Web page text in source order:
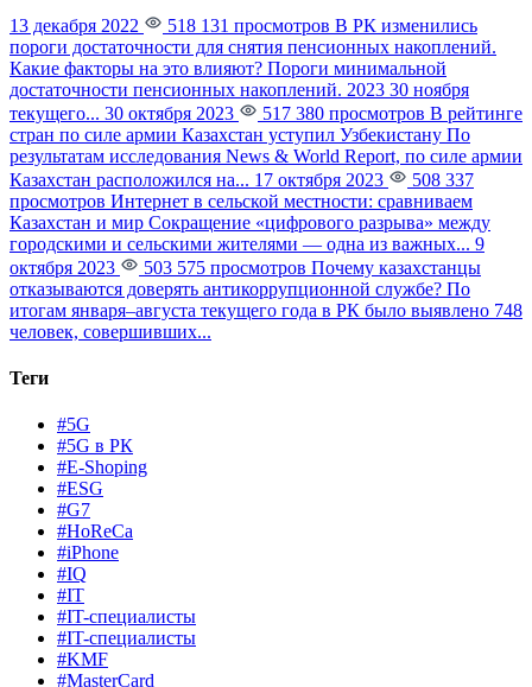
13 декабря 2022 518 131 просмотров В РК изменились
пороги достаточности для снятия пенсионных накоплений.
Какие факторы на это влияют? Пороги минимальной
достаточности пенсионных накоплений. 2023 30 ноября
текущего... 30 октября 2023 517 380 просмотров В рейтинге
стран по силе армии Казахстан уступил Узбекистану По
результатам исследования News & World Report, по силе армии
Казахстан расположился на... 17 октября 2023
508 337
просмотров Интернет в сельской местности: сравниваем
Казахстан и мир Сокращение «цифрового разрыва» между
городскими и сельскими жителями — одна из важных... 9
октября 2023
503 575 просмотров Почему казахстанцы
отказываются доверять антикоррупционной службе? По
итогам января–августа текущего года в РК было выявлено 748
человек, совершивших...
Теги
#5G
#5G в РК
#E-Shoping
#ESG
#G7
#HoReCa
#iPhone
#IQ
#IT
#IT-специалисты
#IT-специалисты
#KMF
#MasterCard